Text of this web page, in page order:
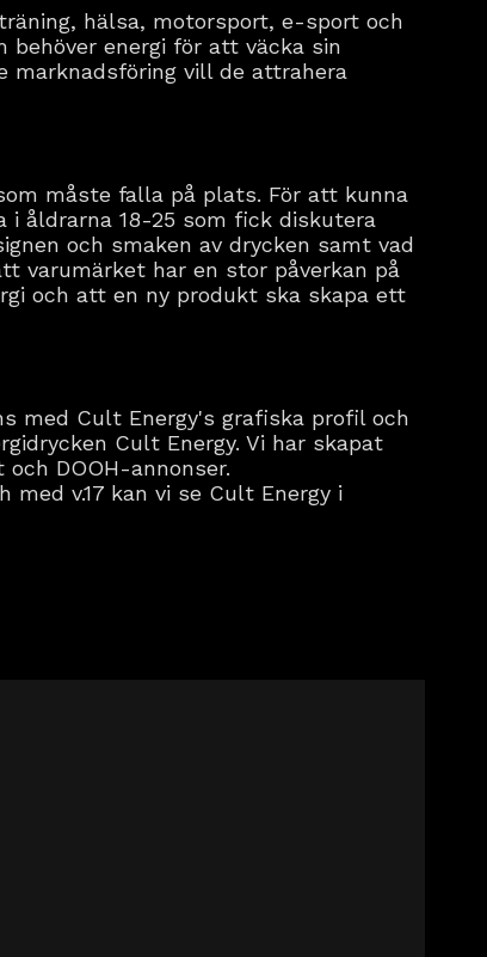
hälsa, motorsport, e-sport och
energi för att väcka sin
marknadsföring vill de attrahera
måste falla på plats. För att kunna
i åldrarna 18-25 som fick diskutera
och smaken av drycken samt vad
varumärket har en stor påverkan på
och att en ny produkt ska skapa ett
med Cult Energy's grafiska profil och
Cult Energy. Vi har skapat
DOOH-annonser.
v.17 kan vi se Cult Energy i